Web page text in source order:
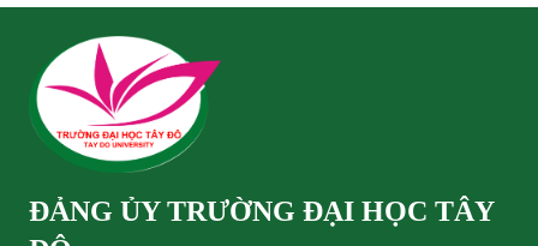
ĐẢNG ỦY TRƯỜNG ĐẠI HỌC TÂY